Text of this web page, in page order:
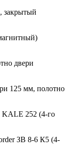
закрытый
двери
125 мм, полотно
252 (4-го
ЗВ 8-6 К5 (4-